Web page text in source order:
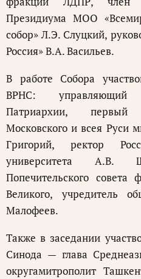
Президиума МОО
собор» Л.Э. Слуцкий,
Россия» В.А. Васильев.
В работе Собора
ВРНС: управляющий
Патриархии,
Московского и всея Руси
Григорий, ректор
университета А.В.
Попечительского совета
Великого, учредитель
Малофеев.
Также в заседании
Синода — глава
округамитрополит